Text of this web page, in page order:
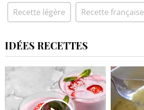
Recette légère Recette française
IDÉES RECETTES